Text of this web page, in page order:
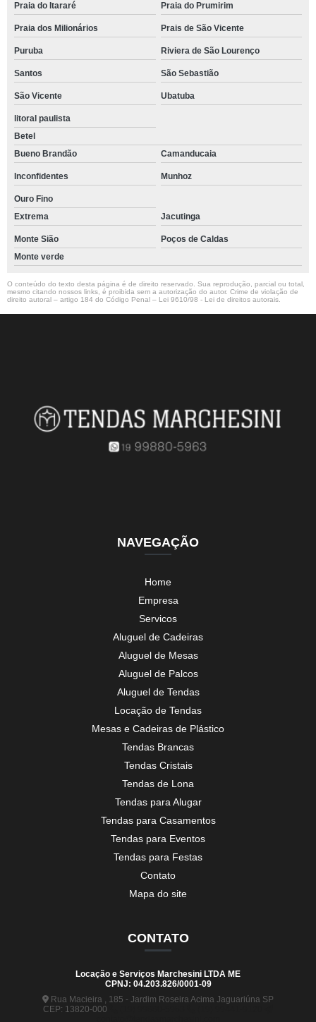
Praia do Itararé Praia do Prumirim
Praia dos Milionários Prais de São Vicente
Puruba Riviera de São Lourenço
Santos São Sebastião
São Vicente Ubatuba
litoral paulista
Betel
Bueno Brandão
Camanducaia
Inconfidentes Munhoz
Ouro Fino
Extrema
Jacutinga
Monte Sião
Poços de Caldas
Monte verde
O conteúdo do texto desta página é de direito reservado. Sua reprodução, parcial ou total,
mesmo citando nossos links, é proibida sem a autorização do autor. Crime de violação de
direito autoral – artigo 184 do Código Penal – Lei 9610/98 - Lei de direitos autorais
NAVEGAÇÃO
Home
Empresa
Servicos
Aluguel de Cadeiras
Aluguel de Mesas
Aluguel de Palcos
Aluguel de Tendas
Locação de Tendas
Mesas e Cadeiras de Plástico
Tendas Brancas
Tendas Cristais
Tendas de Lona
Tendas para Alugar
Tendas para Casamentos
Tendas para Eventos
Tendas para Festas
Contato
Mapa do site
CONTATO
Locação e Serviços Marchesini LTDA ME
CPNJ: 04.203.826/0001-09
Rua Macieira , 185 - Jardim Roseira Acima Jaguariúna SP
CEP: 13820-000